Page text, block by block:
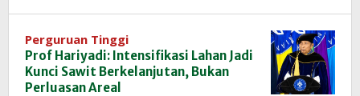
InfoSAWIT
Perguruan Tinggi
Prof Hariyadi: Intensifikasi Lahan Jadi
Kunci Sawit Berkelanjutan, Bukan
Perluasan Areal